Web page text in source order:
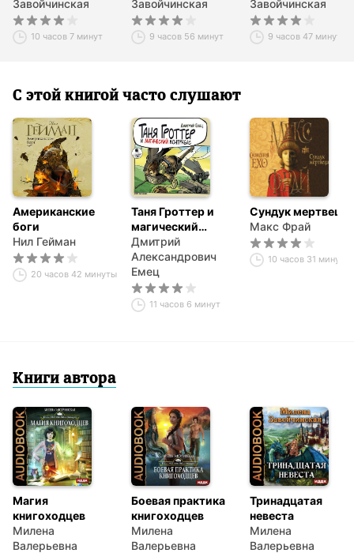
Завойчинская
10 часов 7 минут
Завойчинская
9 часов 56 минут
Завойчинская
9 часов 47 минут
С этой книгой часто слушают
Американские
боги
Нил Гейман
20 часов 42 минуты
Таня Гроттер и
магический
контрабас
Дмитрий
Александрович
Емец
11 часов 6 минут
Сундук мертвеца
Макс Фрай
10 часов 31 минута
Книги автора
Магия
книгоходцев
Милена
Валерьевна
Боевая практика
книгоходцев
Милена
Валерьевна
Тринадцатая
невеста
Милена
Валерьевна